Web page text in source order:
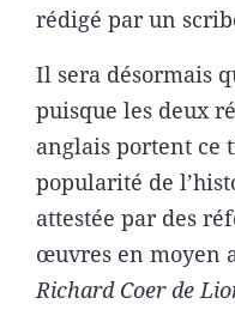
rédigé par un
Il sera désormais
puisque les deux
anglais portent ce
popularité de
attestée par des
œuvres en moyen
Richard Coer de